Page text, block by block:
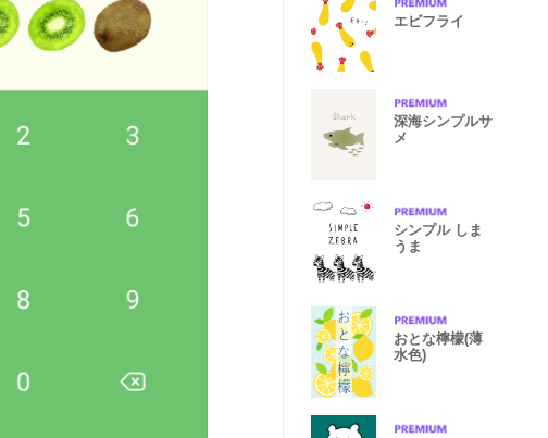
エビフライ
深海シンプルサ
メ
シンプル しま
うま
おとな檸檬(薄
水色)